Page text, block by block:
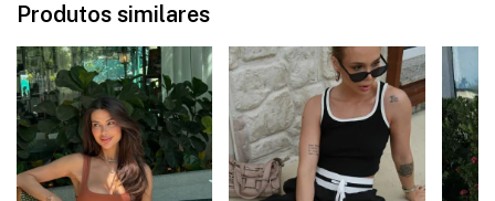
Produtos similares